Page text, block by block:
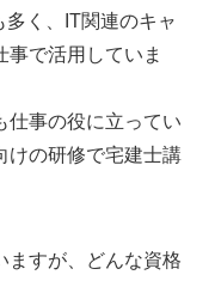
多く、IT関連のキャ
事で活用していま
仕事の役に立ってい
けの研修で宅建士講
ますが、どんな資格